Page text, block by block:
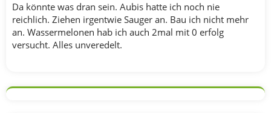
Da könnte was dran sein. Aubis hatte ich noch nie
reichlich. Ziehen irgentwie Sauger an. Bau ich nicht mehr
an. Wassermelonen hab ich auch 2mal mit 0 erfolg
versucht. Alles unveredelt.